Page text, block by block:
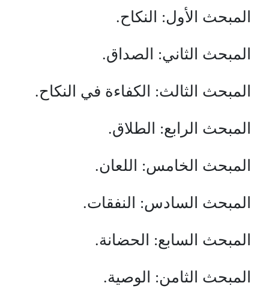
المبحث الأول: النكاح.
المبحث الثاني: الصداق.
المبحث الثالث: الكفاءة في النكاح.
المبحث الرابع: الطلاق.
المبحث الخامس: اللعان.
المبحث السادس: النفقات.
المبحث السابع: الحضانة.
المبحث الثامن: الوصية.